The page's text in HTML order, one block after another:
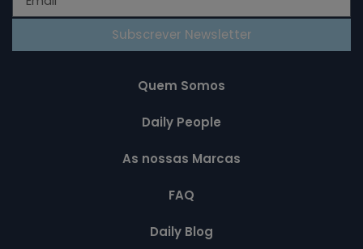
Subscrever Newsletter
Quem Somos
Daily People
As nossas Marcas
FAQ
Daily Blog